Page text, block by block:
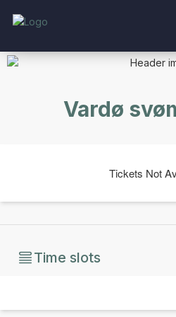
Vardø
Tickets Not
Time slots